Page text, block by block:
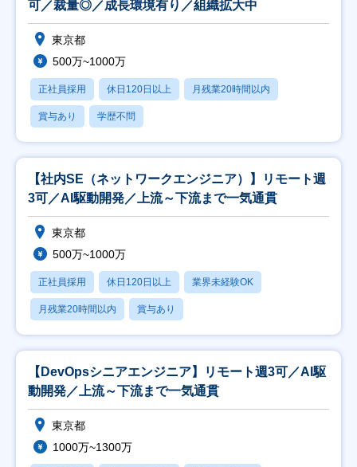
可／裁量◎／成長環境有り／組織拡大中
東京都
500万~1000万
正社員採用 休日120日以上 月残業20時間以内
賞与あり 学歴不問
【社内SE（ネットワークエンジニア）】リモート週
3可／AI駆動開発／上流～下流まで一気通貫
東京都
500万~1000万
正社員採用 休日120日以上 業界未経験OK
月残業20時間以内 賞与あり
【DevOpsシニアエンジニア】リモート週3可／AI駆
動開発／上流～下流まで一気通貫
東京都
1000万~1300万